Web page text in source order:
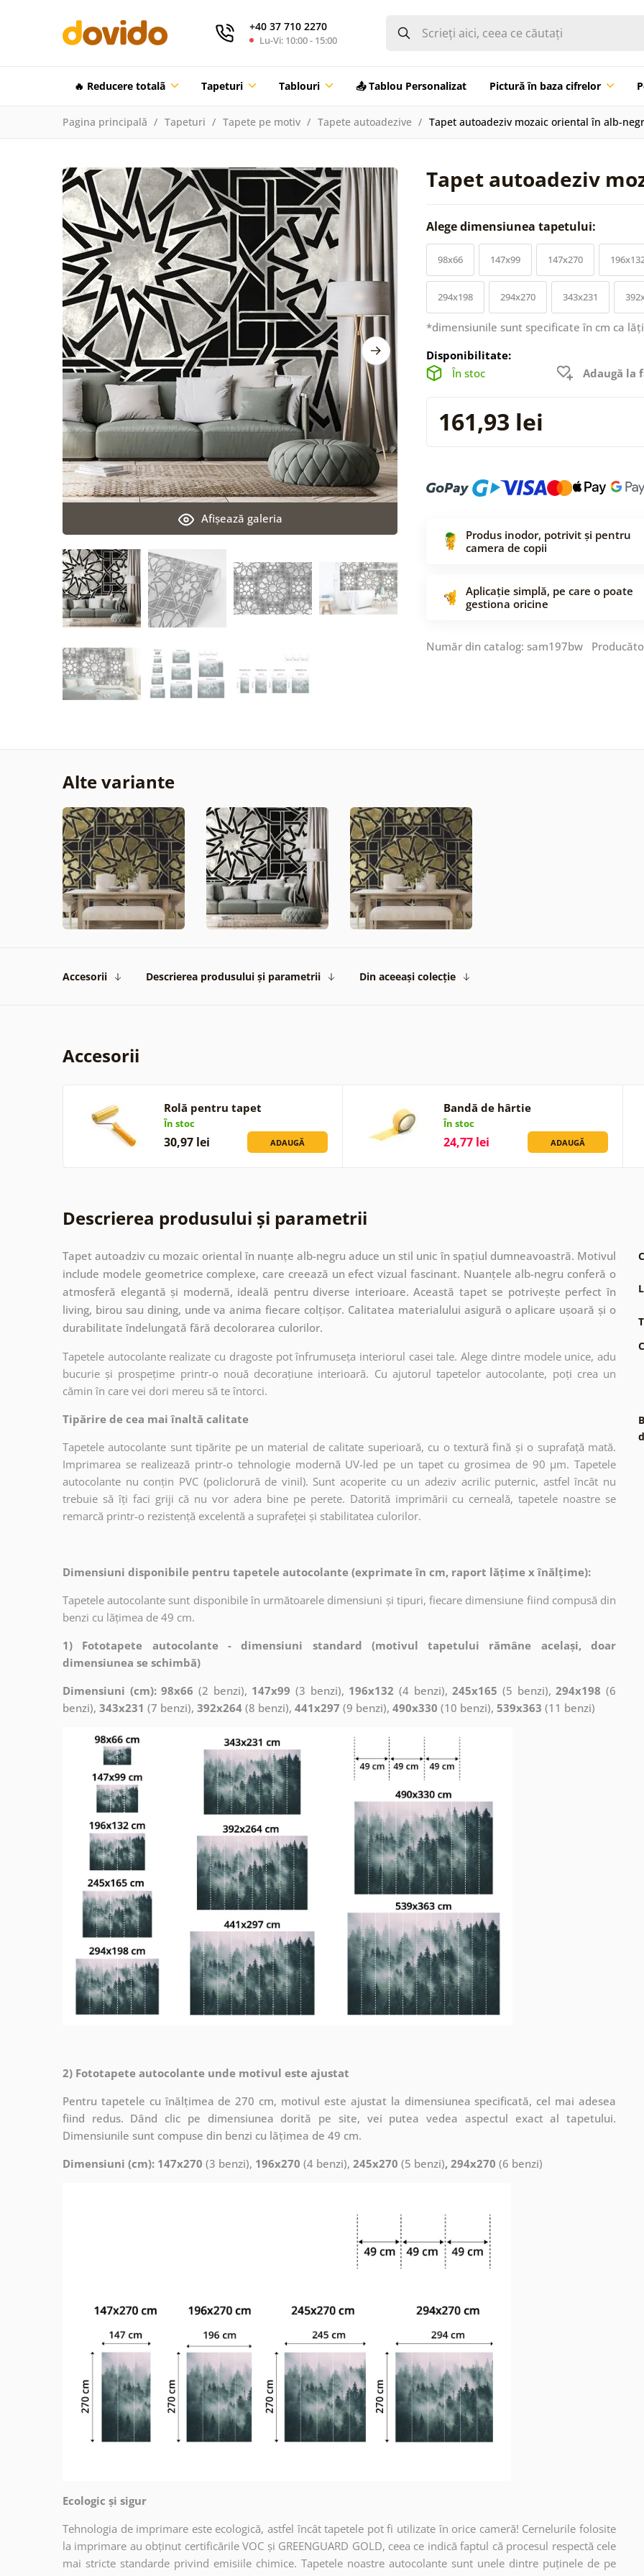
+40 37 710 2270
Lu-Vi: 10:00 - 15:00
🔥 Reducere totalã Tapeturi Tablouri 📤 Tablou Personalizat Pictură în baza cifrelor
Pagina principală Tapeturi Tapete pe motiv Tapete autoadezive Tapet autoadeziv mozaic oriental în alb-
Tapet autoadeziv
Afişează galeria
Alege dimensiunea tapetului:
98x66 147x99 147x270
294x198 294x270 343x231
*dimensiunile sunt specificate în cm ca
Disponibilitate:
În stoc
Adaugă la
161,93 lei
Produs inodor, potrivit și pentru
camera de copii
Aplicație simplă, pe care o poate
gestiona oricine
Număr din catalog: sam197bw
Alte variante
Accesorii Descrierea produsului și parametrii Din aceeași colecție
Accesorii
Rolă pentru tapet
În stoc
30,97 lei ADAUGĂ
Bandă de hârtie
În stoc
24,77 lei ADAUGĂ
Descrierea produsului și parametrii
Tapet autoadziv cu mozaic oriental în nuanțe alb-negru aduce un stil unic în spațiul dumneavoastră. Motivul
include modele geometrice complexe, care creează un efect vizual fascinant. Nuanțele alb-negru conferă o
atmosferă elegantă și modernă, ideală pentru diverse interioare. Această tapet se potrivește perfect în
living, birou sau dining, unde va anima fiecare colțișor. Calitatea materialului asigură o aplicare ușoară și o
durabilitate îndelungată fără decolorarea culorilor.
Tapetele autocolante realizate cu dragoste pot înfrumuseța interiorul casei tale. Alege dintre modele unice, adu
bucurie și prospețime printr-o nouă decorațiune interioară. Cu ajutorul tapetelor autocolante, poți crea un
cămin în care vei dori mereu să te întorci.
Tipărire de cea mai înaltă calitate
Tapetele autocolante sunt tipărite pe un material de calitate superioară, cu o textură fină și o suprafață mată.
Imprimarea se realizează printr-o tehnologie modernă UV-led pe un tapet cu grosimea de 90 µm. Tapetele
autocolante nu conțin PVC (policlorură de vinil). Sunt acoperite cu un adeziv acrilic puternic, astfel încât nu
trebuie să îți faci griji că nu vor adera bine pe perete. Datorită imprimării cu cerneală, tapetele noastre se
remarcă printr-o rezistență excelentă a suprafeței și stabilitatea culorilor.
Dimensiuni disponibile pentru tapetele autocolante (exprimate în cm, raport lățime x înălțime):
Tapetele autocolante sunt disponibile în următoarele dimensiuni și tipuri, fiecare dimensiune fiind compusă din
benzi cu lățimea de 49 cm.
1) Fototapete autocolante - dimensiuni standard (motivul tapetului rămâne același, doar
dimensiunea se schimbă)
Dimensiuni (cm): 98x66 (2 benzi), 147x99 (3 benzi), 196x132 (4 benzi),245x165 (5 benzi),294x198 (6
benzi), 343x231 (7 benzi), 392x264 (8 benzi), 441x297 (9 benzi), 490x330 (10 benzi), 539x363 (11 benzi)
2) Fototapete autocolante unde motivul este ajustat
Pentru tapetele cu înălțimea de 270 cm, motivul este ajustat la dimensiunea specificată, cel mai adesea
fiind redus. Dând clic pe dimensiunea dorită pe site, vei putea vedea aspectul exact al tapetului.
Dimensiunile sunt compuse din benzi cu lățimea de 49 cm.
Dimensiuni (cm): 147x270 (3 benzi), 196x270 (4 benzi), 245x270 (5 benzi), 294x270 (6 benzi)
Ecologic și sigur
Tehnologia de imprimare este ecologică, astfel încât tapetele pot fi utilizate în orice cameră! Cernelurile folosite
la imprimare au obținut certificările VOC și GREENGUARD GOLD, ceea ce indică faptul că procesul respectă cele
mai stricte standarde privind emisiile chimice. Tapetele noastre autocolante sunt unele dintre puținele de pe